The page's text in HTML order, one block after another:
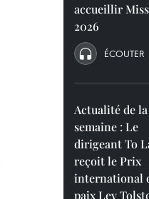
accueillir
2026
ÉCOUTER
Actualité de la
semaine : Le
dirigeant To
reçoit le Prix
international
paix Lev